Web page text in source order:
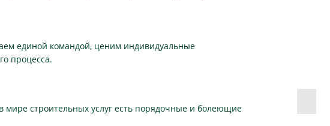
единой командой, ценим индивидуальные
процесса.
мире строительных услуг есть порядочные и болеющие